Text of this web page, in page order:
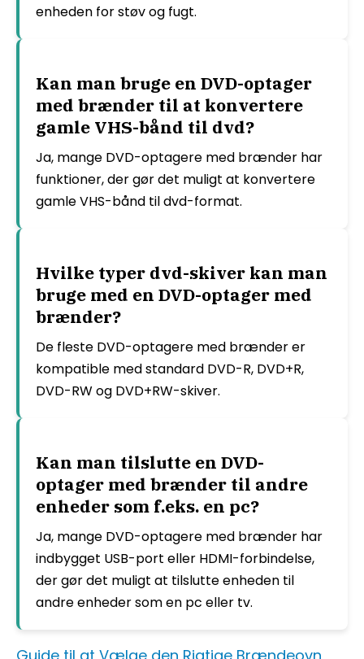
enheden for støv og fugt.
Kan man bruge en DVD-optager
med brænder til at konvertere
gamle VHS-bånd til dvd?
Ja, mange DVD-optagere med brænder har
funktioner, der gør det muligt at konvertere
gamle VHS-bånd til dvd-format.
Hvilke typer dvd-skiver kan man
bruge med en DVD-optager med
brænder?
De fleste DVD-optagere med brænder er
kompatible med standard DVD-R, DVD+R,
DVD-RW og DVD+RW-skiver.
Kan man tilslutte en DVD-
optager med brænder til andre
enheder som f.eks. en pc?
Ja, mange DVD-optagere med brænder har
indbygget USB-port eller HDMI-forbindelse,
der gør det muligt at tilslutte enheden til
andre enheder som en pc eller tv.